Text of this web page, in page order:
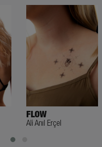
FLOW
Ali Anıl Erçel